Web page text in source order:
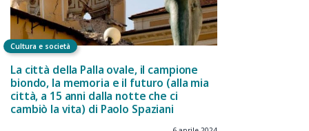
Cultura e società
La città della Palla ovale, il campione
biondo, la memoria e il futuro (alla mia
città, a 15 anni dalla notte che ci
cambiò la vita) di Paolo Spaziani